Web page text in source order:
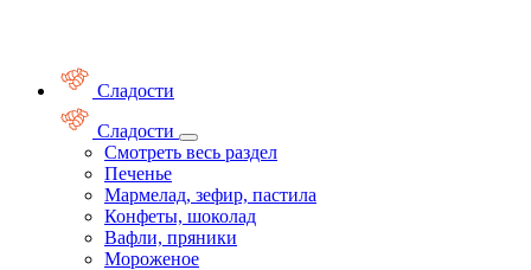
Сладости
Сладости
Смотреть весь раздел
Печенье
Мармелад, зефир, пастила
Конфеты, шоколад
Вафли, пряники
Мороженое